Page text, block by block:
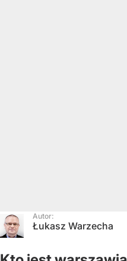
Autor:
Łukasz Warzecha